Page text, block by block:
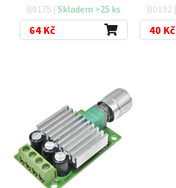
B0175 |Skladem >25 ks
64 Kč
B0192 |
40 Kč